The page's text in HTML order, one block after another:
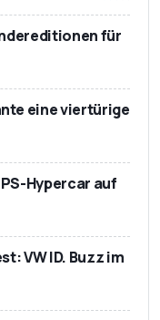
für
eine viertürige
Hypercar auf
VW ID. Buzz im